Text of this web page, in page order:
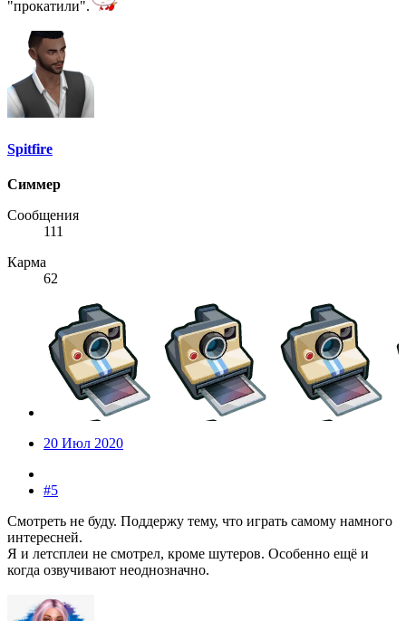
"прокатили".
Spitfire
Симмер
Сообщения
111
Карма
62
20 Июл 2020
#5
Смотреть не буду. Поддержу тему, что играть самому намного
интересней.
Я и летсплеи не смотрел, кроме шутеров. Особенно ещё и
когда озвучивают неоднозначно.